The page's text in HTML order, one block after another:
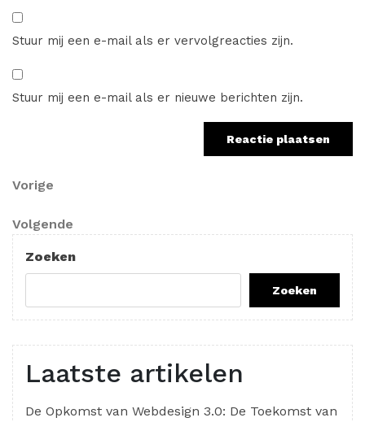
Stuur mij een e-mail als er vervolgreacties zijn.
Stuur mij een e-mail als er nieuwe berichten zijn.
Berichtnavigatie
Vorig
Vorige
Volgend
bericht
Volgende
Zoeken
Zoeken
Laatste artikelen
De Opkomst van Webdesign 3.0: De Toekomst van